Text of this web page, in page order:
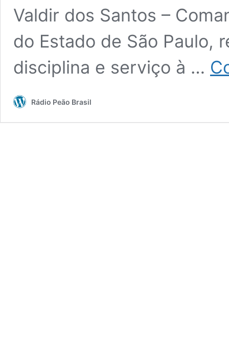
Valdir dos Santos –
do Estado de São Paulo,
disciplina e serviço à …
Rádio Peão Brasil